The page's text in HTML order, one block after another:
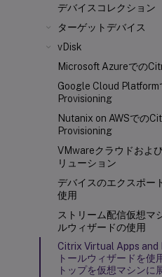
デバイスコレクション
ターゲットデバイス
vDisk
Microsoft Azureでの
Google Cloud Platform
Provisioning
Nutanix on AWSでの
Provisioning
VMwareクラウドおよ
リューション
デバイスのエクスポー
使用
ストリーム配信仮想マ
ルウィザードの使用
Citrix Virtual Apps and
トールウィザードを使
トップを仮想マシンに